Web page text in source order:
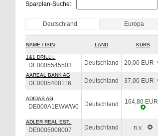
Sparplan-Suche:
Deutschland Europa
NAME / ISIN LAND KURS
1&1 DRILLI..
DE0005545503 Deutschland 20,00 EUR
AAREAL BANK AG
DE0005408116 Deutschland 37,00 EUR
ADIDAS AG
DE000A1EWWW0 Deutschland 164,80 EUR
ADLER REAL EST..
DE0005008007 Deutschland n.v.